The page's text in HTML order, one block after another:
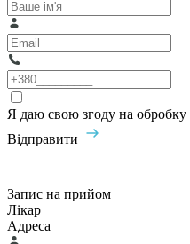
Я даю свою згоду на
Відправити
Запис на прийом
Лікар
Адреса